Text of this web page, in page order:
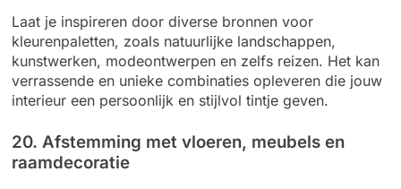
Laat je inspireren door diverse bronnen voor
kleurenpaletten, zoals natuurlijke landschappen,
kunstwerken, modeontwerpen en zelfs reizen. Het kan
verrassende en unieke combinaties opleveren die jouw
interieur een persoonlijk en stijlvol tintje geven.
20. Afstemming met vloeren, meubels en
raamdecoratie